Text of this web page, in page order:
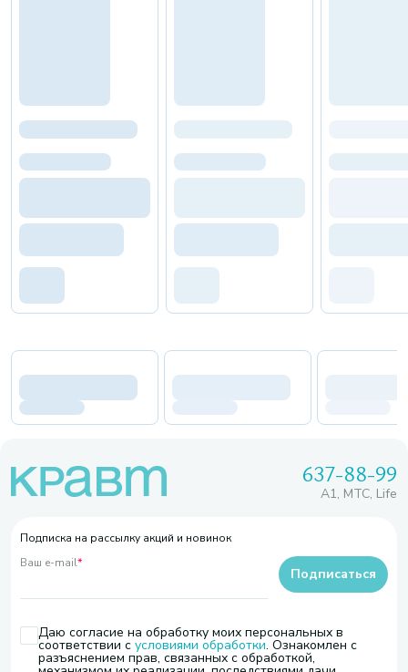
637-88-99
A1, МТС, Life
Подписка на рассылку акций и новинок
Ваш e-mail*
Даю согласие на обработку моих персональных в
соответствии с условиями обработки. Ознакомлен с
разъяснением прав, связанных с обработкой,
Подписаться